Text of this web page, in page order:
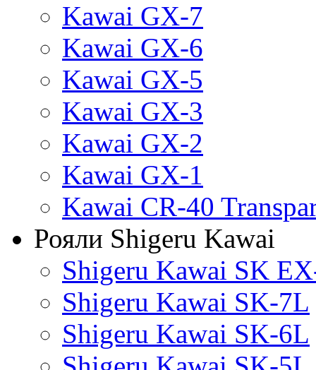
Kawai GX-7
Kawai GX-6
Kawai GX-5
Kawai GX-3
Kawai GX-2
Kawai GX-1
Kawai CR-40
Рояли Shigeru Kawai
Shigeru Kawai SK
Shigeru Kawai SK-7L
Shigeru Kawai SK-6L